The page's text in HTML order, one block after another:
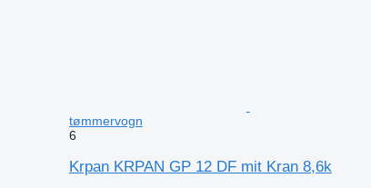
tømmervogn
6
Krpan KRPAN GP 12 DF mit Kran 8,6k